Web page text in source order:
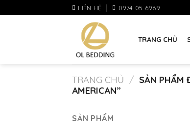
to
LIÊN HỆ 0974 05 6969
TRANG CHỦ
TRANG CHỦ / SẢN PHẨM
AMERICAN”
SẢN PHẨM